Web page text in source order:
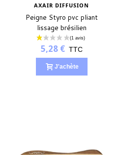
AXAIR DIFFUSION
Peigne Styro pvc pliant
lissage brésilien
5,28 € TTC
J'achète